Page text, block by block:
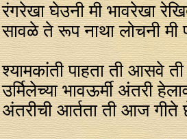
रंगरेखा घेउनी मी भावरेखा
सावळे ते रूप नाथा लोचनी मी
श्यामकांती पाहता ती आसवे ती
उर्मिलेच्या भावऊर्मी अंतरी
अंतरीची आर्तता ती आज गीते